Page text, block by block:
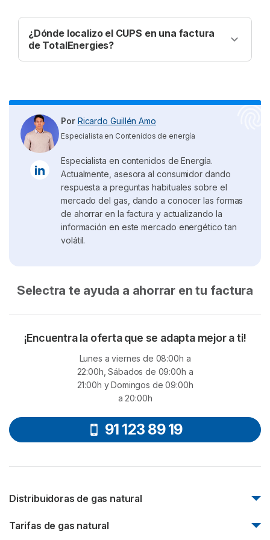
mandes la lecturadel contador en un período
estimación.
Para evitar estimaciones puedes aportar la lectura
a través del área de clientes donde TotalEnergies
la hará llegar a la distribuidora para que te facturen
correctamente.
¿Dónde localizo el CUPS en una factura
de TotalEnergies?
El códigoCUPS de gaslo encontrarás en el
Por Ricardo Guillén Amo
Especialista en Contenidos de energía
Especialista en contenidos de Energía.
Actualmente, asesora al consumidor dando
respuesta a preguntas habituales sobre el
mercado del gas, dando a conocer las formas
de ahorrar en la factura y actualizando la
información en este mercado energético tan
volátil.
Selectra te ayuda a ahorrar en tu factura
¡Encuentra la oferta que se adapta mejor a ti!
Lunes a viernes de 08:00h a
22:00h, Sábados de 09:00h a
21:00h y Domingos de 09:00h
a 20:00h
91 123 89 19
Distribuidoras de gas natural
Nedgia
Tarifas de gas natural